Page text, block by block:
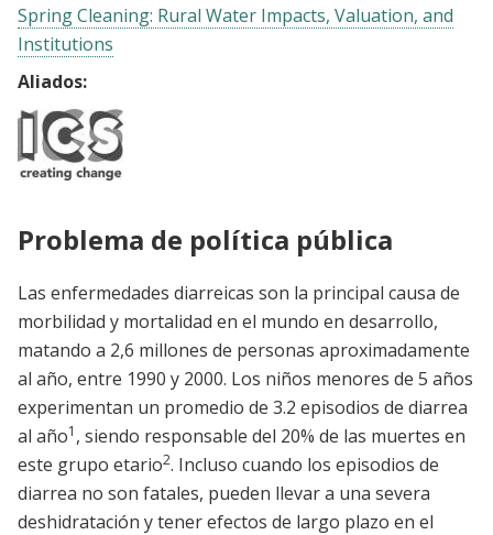
Spring Cleaning: Rural Water Impacts, Valuation, and
Institutions
Aliados:
Problema de política pública
Las enfermedades diarreicas son la principal causa de
morbilidad y mortalidad en el mundo en desarrollo,
matando a 2,6 millones de personas aproximadamente
al año, entre 1990 y 2000. Los niños menores de 5 años
experimentan un promedio de 3.2 episodios de diarrea
al año1 , siendo responsable del 20% de las muertes en
este grupo etario2. Incluso cuando los episodios de
diarrea no son fatales, pueden llevar a una severa
deshidratación y tener efectos de largo plazo en el